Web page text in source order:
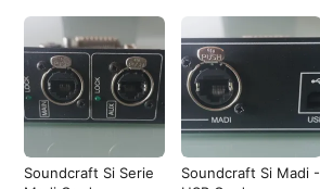
Soundcraft Si Serie
Soundcraft Si Madi -